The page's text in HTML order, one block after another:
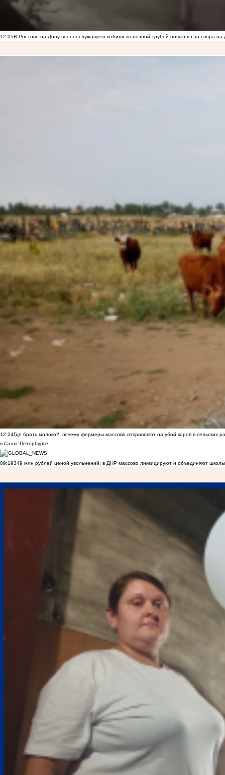
12:05В Ростове-на-Дону военнослужащего избили железной трубой ночью из-за спора на
12:24Где брать молоко?: почему фермеры массово отправляют на убой коров в сельских
в Санкт-Петербурге
09:19349 млн рублей ценой увольнений: в ДНР массово ликвидируют и объединяют